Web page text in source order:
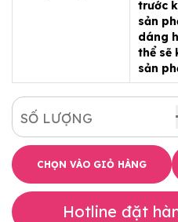
trước
sản
dáng
thể sẽ
sản
SỐ LƯỢNG
CHỌN VÀO GIỎ HÀNG
Hotline đặt